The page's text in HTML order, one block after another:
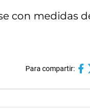
con medidas
Para compartir: